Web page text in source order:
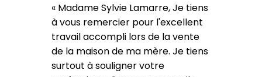
« Madame Sylvie Lamarre, Je tiens
à vous remercier pour l'excellent
travail accompli lors de la vente
de la maison de ma mère. Je tiens
surtout à souligner votre